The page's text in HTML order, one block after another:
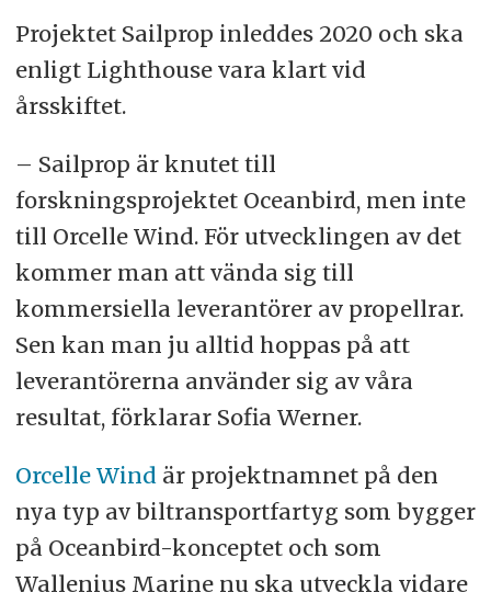
Projektet Sailprop inleddes 2020 och ska
enligt Lighthouse vara klart vid
årsskiftet.
– Sailprop är knutet till
forskningsprojektet Oceanbird, men inte
till Orcelle Wind. För utvecklingen av det
kommer man att vända sig till
kommersiella leverantörer av propellrar.
Sen kan man ju alltid hoppas på att
leverantörerna använder sig av våra
resultat, förklarar Sofia Werner.
Orcelle Wind är projektnamnet på den
nya typ av biltransportfartyg som bygger
på Oceanbird-konceptet och som
Wallenius Marine nu ska utveckla vidare